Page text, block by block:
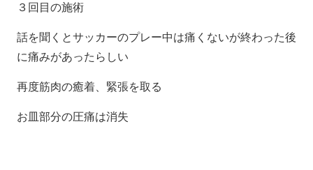
３回目の施術
話を聞くとサッカーのプレー中は痛くないが終わった後
に痛みがあったらしい
再度筋肉の癒着、緊張を取る
お皿部分の圧痛は消失